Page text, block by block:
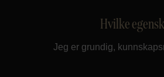
Hvilke
Jeg er grundig,